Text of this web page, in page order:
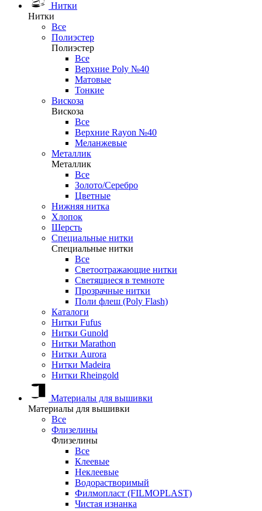
Нитки
Нитки
Все
Полиэстер
Полиэстер
Все
Верхние Poly №40
Матовые
Тонкие
Вискоза
Вискоза
Все
Верхние Rayon №40
Меланжевые
Металлик
Металлик
Все
Золото/Серебро
Цветные
Нижняя нитка
Хлопок
Шерсть
Специальные нитки
Специальные нитки
Все
Светоотражающие нитки
Светящиеся в темноте
Прозрачные нитки
Поли флеш (Poly Flash)
Каталоги
Нитки Fufus
Нитки Gunold
Нитки Marathon
Нитки Aurora
Нитки Madeira
Нитки Rheingold
Материалы для вышивки
Материалы для вышивки
Все
Флизелины
Флизелины
Все
Клеевые
Неклеевые
Водорастворимый
Филмопласт (FILMOPLAST)
Чистая изнанка